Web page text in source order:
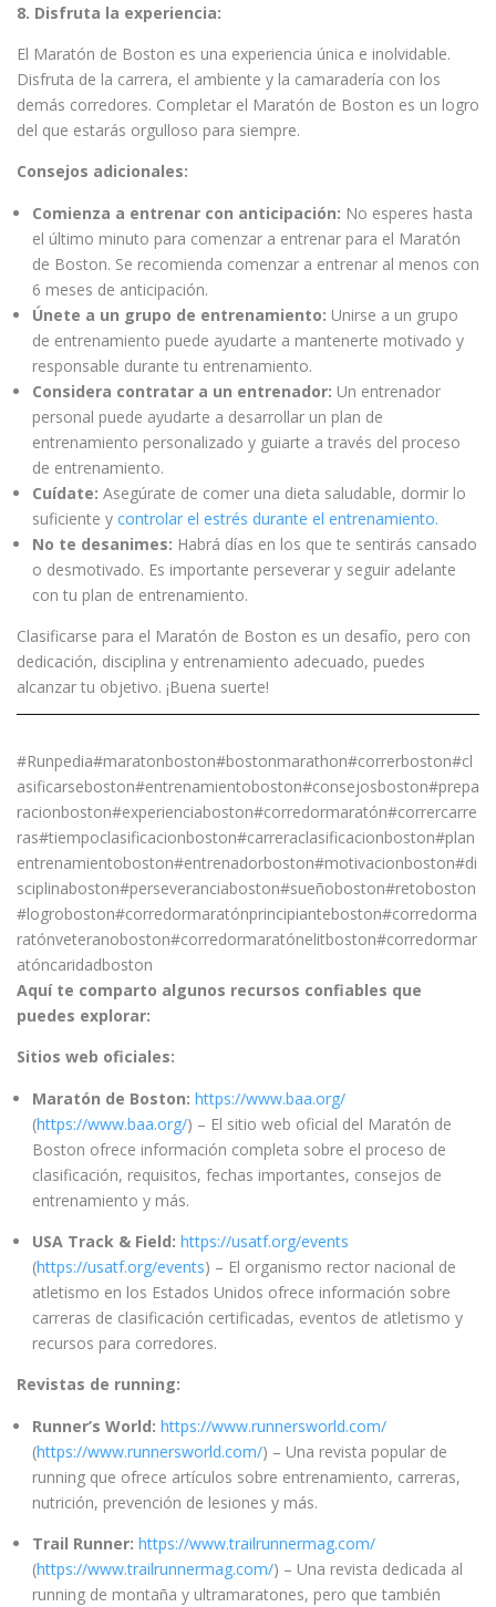
8. Disfruta la experiencia:
El Maratón de Boston es una experiencia única e inolvidable.
Disfruta de la carrera, el ambiente y la camaradería con los
demás corredores. Completar el Maratón de Boston es un logro
del que estarás orgulloso para siempre.
Consejos adicionales:
Comienza a entrenar con anticipación: No esperes hasta
el último minuto para comenzar a entrenar para el Maratón
de Boston. Se recomienda comenzar a entrenar al menos con
6 meses de anticipación.
Únete a un grupo de entrenamiento: Unirse a un grupo
de entrenamiento puede ayudarte a mantenerte motivado y
responsable durante tu entrenamiento.
Considera contratar a un entrenador: Un entrenador
personal puede ayudarte a desarrollar un plan de
entrenamiento personalizado y guiarte a través del proceso
de entrenamiento.
Cuídate: Asegúrate de comer una dieta saludable, dormir lo
suficiente y controlar el estrés durante el entrenamiento.
No te desanimes: Habrá días en los que te sentirás cansado
o desmotivado. Es importante perseverar y seguir adelante
con tu plan de entrenamiento.
Clasificarse para el Maratón de Boston es un desafío, pero con
dedicación, disciplina y entrenamiento adecuado, puedes
alcanzar tu objetivo. ¡Buena suerte!
#Runpedia#maratonboston#bostonmarathon#correrboston#cl
asificarseboston#entrenamientoboston#consejosboston#prepa
racionboston#experienciaboston#corredormaratón#corrercarre
ras#tiempoclasificacionboston#carreraclasificacionboston#plan
entrenamientoboston#entrenadorboston#motivacionboston#di
sciplinaboston#perseveranciaboston#sueñoboston#retoboston
#logroboston#corredormaratónprincipianteboston#corredorma
ratónveteranoboston#corredormaratónelitboston#corredormar
atóncaridadboston
Aquí te comparto algunos recursos confiables que
puedes explorar:
Sitios web oficiales:
Maratón de Boston: https://www.baa.org/
(https://www.baa.org/) – El sitio web oficial del Maratón de
Boston ofrece información completa sobre el proceso de
clasificación, requisitos, fechas importantes, consejos de
entrenamiento y más.
USA Track & Field: https://usatf.org/events
(https://usatf.org/events) – El organismo rector nacional de
atletismo en los Estados Unidos ofrece información sobre
carreras de clasificación certificadas, eventos de atletismo y
recursos para corredores.
Revistas de running:
Runner’s World: https://www.runnersworld.com/
(https://www.runnersworld.com/) – Una revista popular de
running que ofrece artículos sobre entrenamiento, carreras,
nutrición, prevención de lesiones y más.
Trail Runner: https://www.trailrunnermag.com/
(https://www.trailrunnermag.com/) – Una revista dedicada al
running de montaña y ultramaratones, pero que también